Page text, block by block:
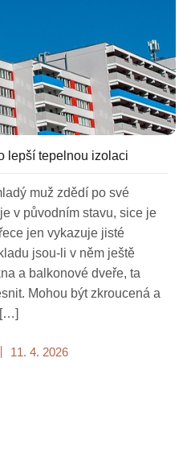
lepší tepelnou izolaci
muž zdědí po své
v původním stavu, sice je
jen vykazuje jisté
jsou-li v něm ještě
a balkonové dveře, ta
Mohou být zkroucená a
[…]
11. 4. 2026